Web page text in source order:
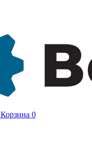
Корзина 0